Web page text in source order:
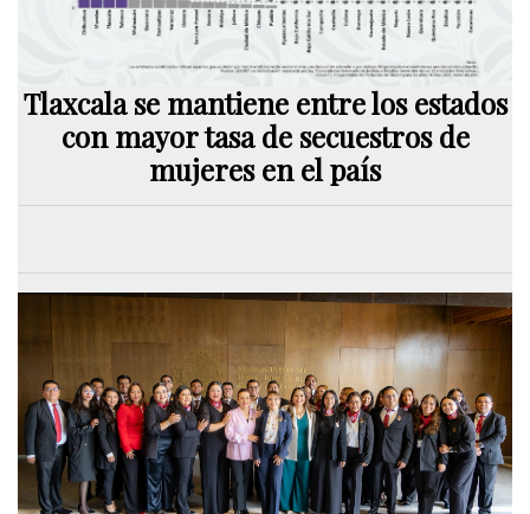
Tlaxcala se mantiene entre los estados
con mayor tasa de secuestros de
mujeres en el país